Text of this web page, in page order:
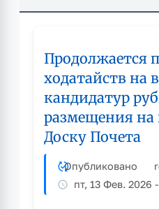
Продолжается
ходатайств на
кандидатур
размещения на
Доску Почета
Опубликовано
пт, 13 Фев. 2026